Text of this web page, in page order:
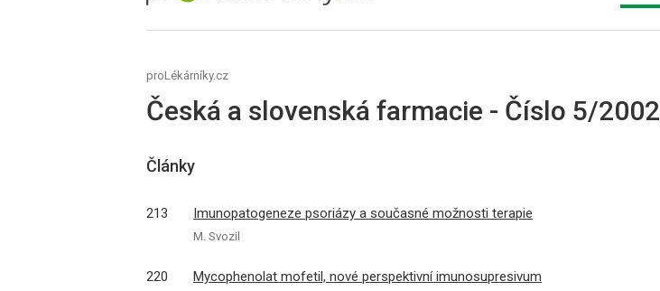
proLékárníky.cz
Česká a slovenská farmacie - Číslo 5/2002
Články
213 Imunopatogeneze psoriázy a současné možnosti terapie
M. Svozil
220 Mycophenolat mofetil, nové perspektivní imunosupresivum